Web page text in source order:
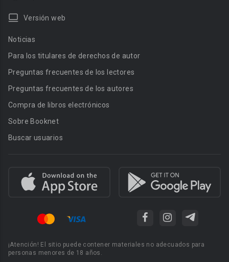
Versión web
Noticias
Para los titulares de derechos de autor
Preguntas frecuentes de los lectores
Preguntas frecuentes de los autores
Compra de libros electrónicos
Sobre Booknet
Buscar usuarios
¡Atención! El sitio puede contener materiales no adecuados para
personas menores de 18 años.